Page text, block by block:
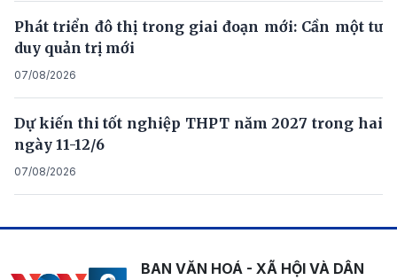
Phát triển đô thị trong giai đoạn mới: Cần một tư
duy quản trị mới
07/08/2026
Dự kiến thi tốt nghiệp THPT năm 2027 trong hai
ngày 11-12/6
07/08/2026
BAN VĂN HOÁ - XÃ HỘI VÀ DÂN